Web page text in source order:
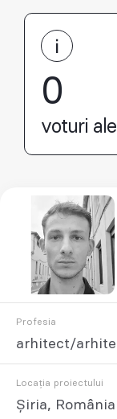
0
voturi
Profesia
arhitect/
Locația proiectului
Șiria, România